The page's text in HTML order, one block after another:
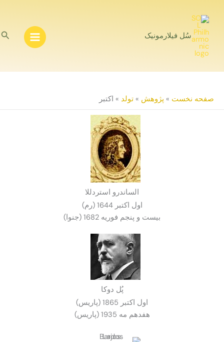
محتوا
سُل فیلارمونیک
صفحه نخست » پژوهش » تولد » اکتبر
الساندرو استردللا
اول اكتبر 1644 (رم)
بيست و پنجم فوريه 1682 (جنوا)
پُل دوكا
اول اكتبر 1865 (پاريس)
هفدهم مه 1935 (پاريس)